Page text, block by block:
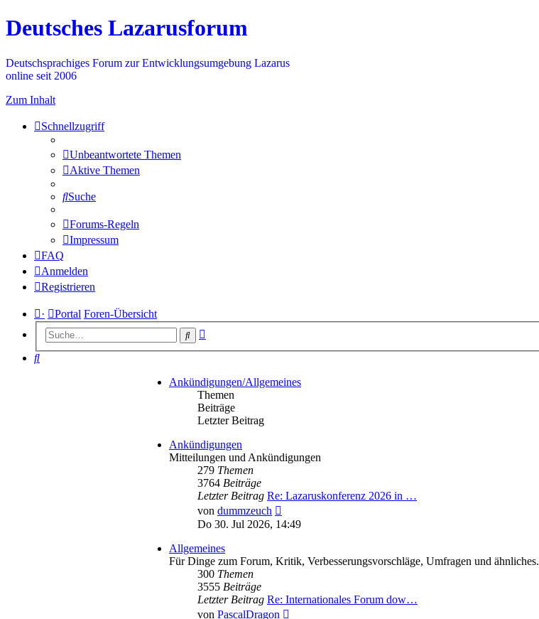
Deutsches Lazarusforum
Deutschsprachiges Forum zur Entwicklungsumgebung Lazarus
online seit 2006
Zum Inhalt
Schnellzugriff
Unbeantwortete Themen
Aktive Themen
Suche
Forums-Regeln
Impressum
FAQ
Anmelden
Registrieren
· Portal Foren-Übersicht
Suche
Suche
Ankündigungen/Allgemeines
Themen
Beiträge
Letzter Beitrag
Ankündigungen
Mitteilungen und Ankündigungen
279 Themen
3764 Beiträge
Letzter Beitrag Re: Lazaruskonferenz 2026 in …
von dummzeuch
Beitrag
Do 30. Jul 2026, 14:49
Allgemeines
Für Dinge zum Forum, Kritik, Verbesserungsvorschläge, Umfragen und ähnliches.
300 Themen
3555 Beiträge
Letzter Beitrag Re: Internationales Forum dow…
von PascalDragon